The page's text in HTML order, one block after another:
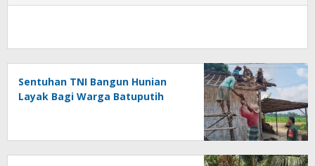
Sentuhan TNI Bangun Hunian
Layak Bagi Warga Batuputih